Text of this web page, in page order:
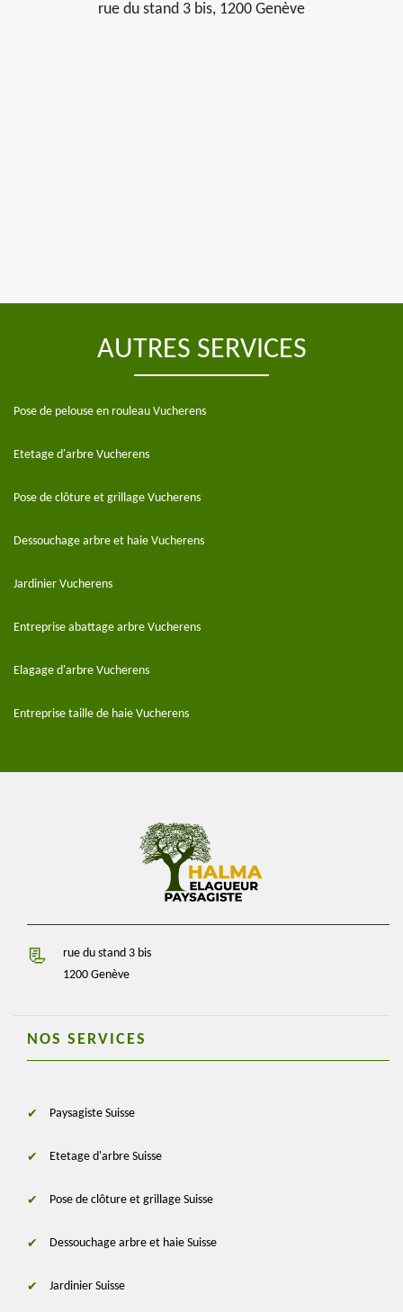
rue du stand 3 bis, 1200 Genève
AUTRES SERVICES
Pose de pelouse en rouleau Vucherens
Etetage d'arbre Vucherens
Pose de clôture et grillage Vucherens
Dessouchage arbre et haie Vucherens
Jardinier Vucherens
Entreprise abattage arbre Vucherens
Elagage d'arbre Vucherens
Entreprise taille de haie Vucherens
rue du stand 3 bis
1200 Genève
NOS SERVICES
Paysagiste Suisse
Etetage d'arbre Suisse
Pose de clôture et grillage Suisse
Dessouchage arbre et haie Suisse
Jardinier Suisse